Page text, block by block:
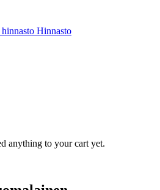
Hinnasto
anything to your cart yet.